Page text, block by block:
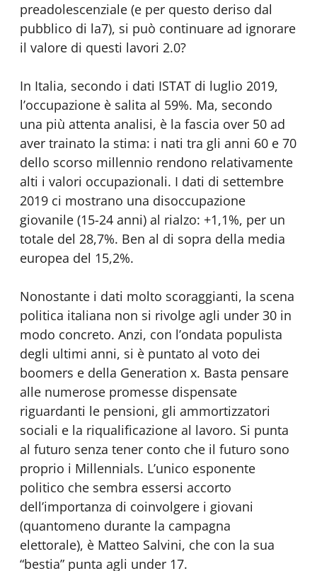
preadolescenziale (e per questo deriso dal
pubblico di la7), si può continuare ad ignorare
il valore di questi lavori 2.0?
In Italia, secondo i dati ISTAT di luglio 2019,
l’occupazione è salita al 59%. Ma, secondo
una più attenta analisi, è la fascia over 50 ad
aver trainato la stima: i nati tra gli anni 60 e 70
dello scorso millennio rendono relativamente
alti i valori occupazionali. I dati di settembre
2019 ci mostrano una disoccupazione
giovanile (15-24 anni) al rialzo: +1,1%, per un
totale del 28,7%. Ben al di sopra della media
europea del 15,2%.
Nonostante i dati molto scoraggianti, la scena
politica italiana non si rivolge agli under 30 in
modo concreto. Anzi, con l’ondata populista
degli ultimi anni, si è puntato al voto dei
boomers e della Generation x. Basta pensare
alle numerose promesse dispensate
riguardanti le pensioni, gli ammortizzatori
sociali e la riqualificazione al lavoro. Si punta
al futuro senza tener conto che il futuro sono
proprio i Millennials. L’unico esponente
politico che sembra essersi accorto
dell’importanza di coinvolgere i giovani
(quantomeno durante la campagna
elettorale), è Matteo Salvini, che con la sua
“bestia” punta agli under 17.